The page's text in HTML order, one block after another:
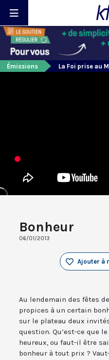
Émissions La Foi prise au
Bonheur
06/01/2013
Ajouter à
Au lendemain des fêtes
propices à un certain
sur le plateau deux
question. Qu’est-ce que
heureux, ou faut-il être
bonheur à tout prix ?